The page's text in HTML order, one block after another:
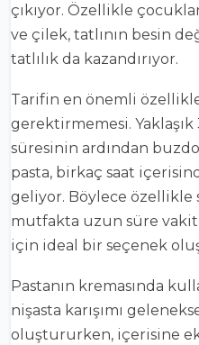
çıkıyor. Özellikle
ve çilek, tatlının besin
tatlılık da kazandırıyor.
Tarifin en önemli
gerektirmemesi. Yaklaşık
süresinin ardından
pasta, birkaç saat
geliyor. Böylece özellikle
mutfakta uzun süre
için ideal bir seçenek
Pastanın kremasında
nişasta karışımı
oluştururken, içerisine